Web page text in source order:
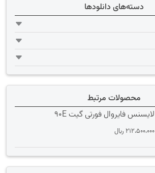
دسته‌های دانلودها
محصولات مرتبط
لایسنس فایروال فورتی گیت 90E
212،500،000 ﷼